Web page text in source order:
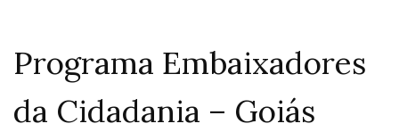
Programa Embaixadores
da Cidadania – Goiás